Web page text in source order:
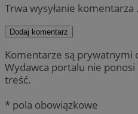
Trwa wysyłanie komentarza
Dodaj komentarz
Komentarze są prywatnymi
Wydawca portalu nie
treść.
* pola obowiązkowe